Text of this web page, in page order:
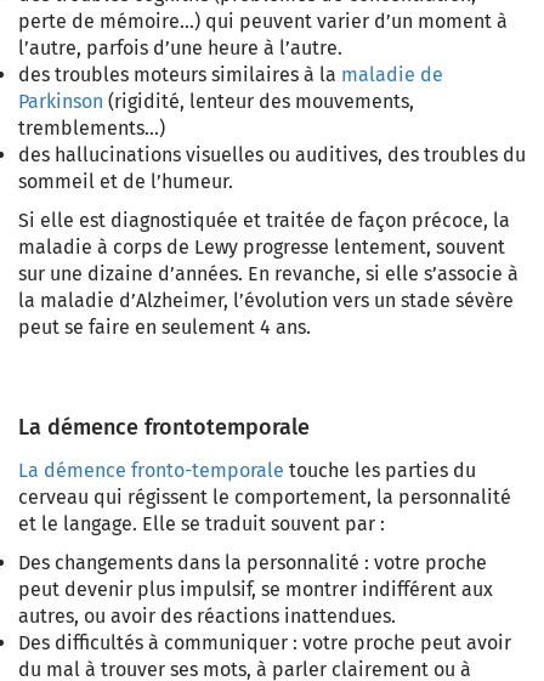
perte de mémoire…) qui peuvent varier d’un moment à
l’autre, parfois d’une heure à l’autre.
des troubles moteurs similaires à la maladie de
Parkinson (rigidité, lenteur des mouvements,
tremblements…)
des hallucinations visuelles ou auditives, des troubles du
sommeil et de l’humeur.
Si elle est diagnostiquée et traitée de façon précoce, la
maladie à corps de Lewy progresse lentement, souvent
sur une dizaine d’années. En revanche, si elle s’associe à
la maladie d’Alzheimer, l’évolution vers un stade sévère
peut se faire en seulement 4 ans.
La démence frontotemporale
La démence fronto-temporale touche les parties du
cerveau qui régissent le comportement, la personnalité
et le langage. Elle se traduit souvent par :
Des changements dans la personnalité : votre proche
peut devenir plus impulsif, se montrer indifférent aux
autres, ou avoir des réactions inattendues.
Des difficultés à communiquer : votre proche peut avoir
du mal à trouver ses mots, à parler clairement ou à